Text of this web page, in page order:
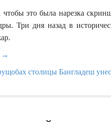
чтобы это была нарезка
Три дня назад в
→